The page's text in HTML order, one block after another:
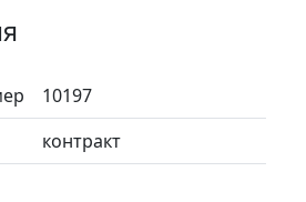
10197
контракт